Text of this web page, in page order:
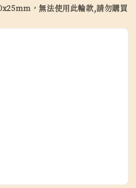
，無法使用此輪款,請勿購買